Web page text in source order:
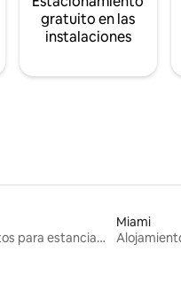
gratuito en las
instalaciones
Alojamientos para estancias largas
Miami